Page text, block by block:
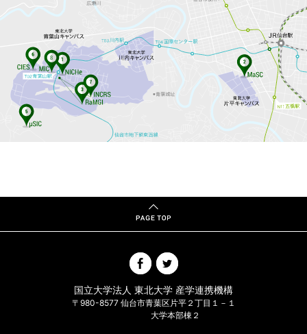
国立大学法人 東北大学 産学連携機構
〒980-8577 仙台市青葉区片平２丁目１－１
大学本部棟２